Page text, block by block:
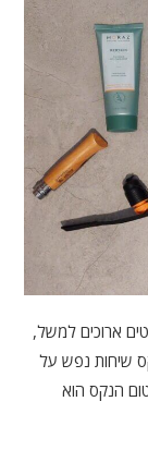
ארוכים למשל,
שיחות נפש על
הנקס הוא